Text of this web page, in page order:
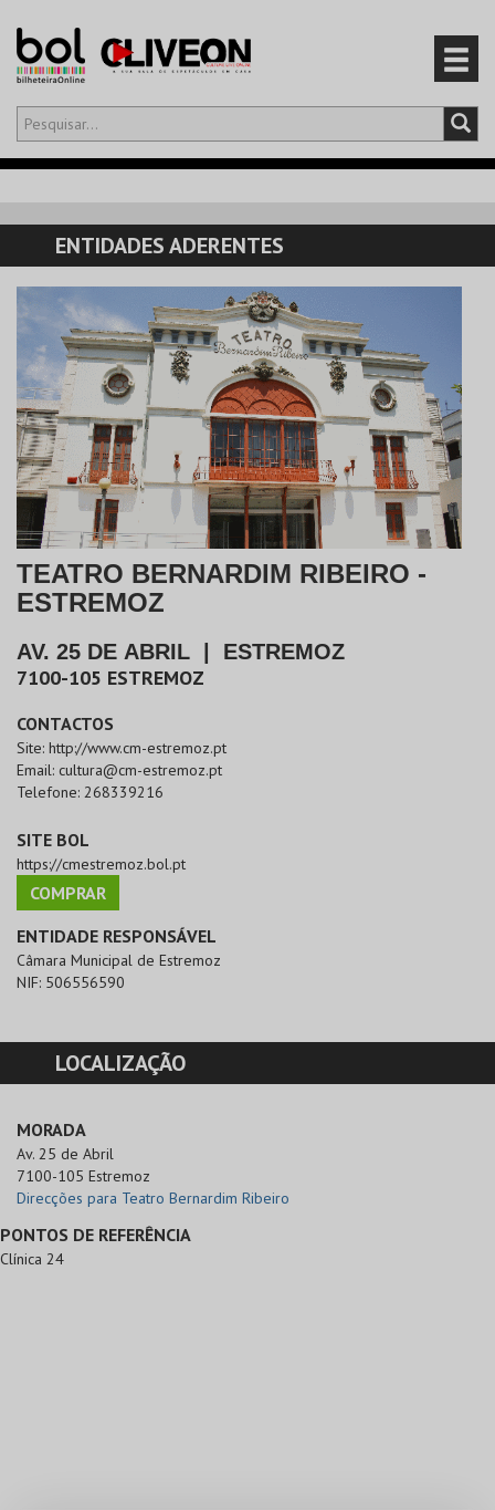
Olá,iniciar sessão
CARRINHO
EVENTOS
CARTÕES
PRODUTOS
ENTIDADES ADERENTES
TEATRO BERNARDIM RIBEIRO -
ESTREMOZ
AV. 25 DE ABRIL ESTREMOZ
7100-105 ESTREMOZ
CONTACTOS
Site: http://www.cm-estremoz.pt
Email: cultura@cm-estremoz.pt
Telefone: 268339216
SITE BOL
https://cmestremoz.bol.pt
COMPRAR
ENTIDADE RESPONSÁVEL
Câmara Municipal de Estremoz
NIF: 506556590
LOCALIZAÇÃO
MORADA
Av. 25 de Abril
7100-105 Estremoz
Direcções para Teatro Bernardim Ribeiro
PONTOS DE REFERÊNCIA
Clínica 24